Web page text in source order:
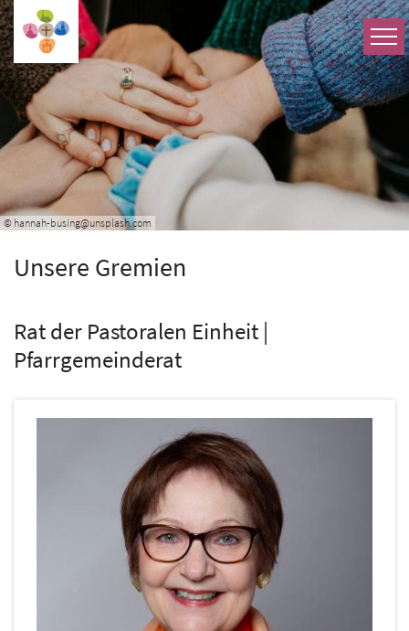
Zum Inhalt springen
© hannah-busing@unsplash.com
Unsere Gremien
Rat der Pastoralen Einheit |
Pfarrgemeinderat